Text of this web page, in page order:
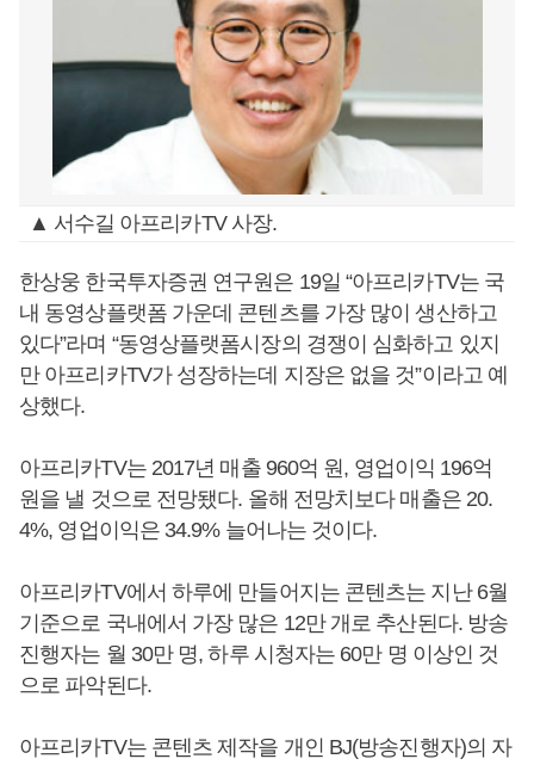
▲ 서수길 아프리카TV 사장.
한상웅 한국투자증권 연구원은 19일 “아프리카TV는 국
내 동영상플랫폼 가운데 콘텐츠를 가장 많이 생산하고
있다”라며 “동영상플랫폼시장의 경쟁이 심화하고 있지
만 아프리카TV가 성장하는데 지장은 없을 것”이라고 예
상했다.
아프리카TV는 2017년 매출 960억 원, 영업이익 196억
원을 낼 것으로 전망됐다. 올해 전망치보다 매출은 20.
4%, 영업이익은 34.9% 늘어나는 것이다.
아프리카TV에서 하루에 만들어지는 콘텐츠는 지난 6월
기준으로 국내에서 가장 많은 12만 개로 추산된다. 방송
진행자는 월 30만 명, 하루 시청자는 60만 명 이상인 것
으로 파악된다.
아프리카TV는 콘텐츠 제작을 개인 BJ(방송진행자)의 자